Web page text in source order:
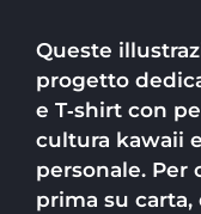
Queste
progetto
e T‑shirt con
cultura kawaii
personale. Per
prima su